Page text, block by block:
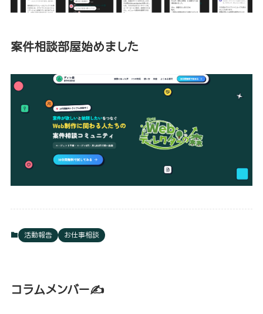
案件相談部屋始めました
活動報告 お仕事相談
コラムメンバー✍